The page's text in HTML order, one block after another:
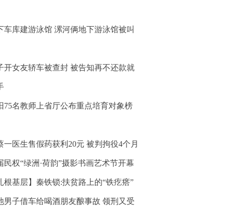
车库建游泳馆 漯河俩地下游泳馆被叫
开女友轿车被查封 被告知再不还款就
75名教师上省厅公布重点培育对象榜
一医生售假药获利20元 被判拘役4个月
民权“绿洲·荷韵”摄影书画艺术节开幕
根基层】秦铁锁:扶贫路上的“铁疙瘩”
男子借车给喝酒朋友酿事故 领刑又受